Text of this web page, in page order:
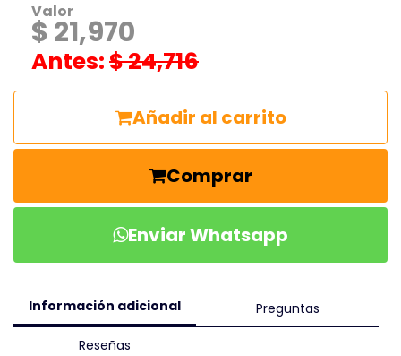
Valor
$ 21,970
Antes:$ 24,716
Añadir al carrito
Comprar
Enviar Whatsapp
Información adicional Preguntas
Reseñas